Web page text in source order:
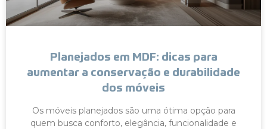
Planejados em MDF: dicas para
aumentar a conservação e durabilidade
dos móveis
Os móveis planejados são uma ótima opção para
quem busca conforto, elegância, funcionalidade e